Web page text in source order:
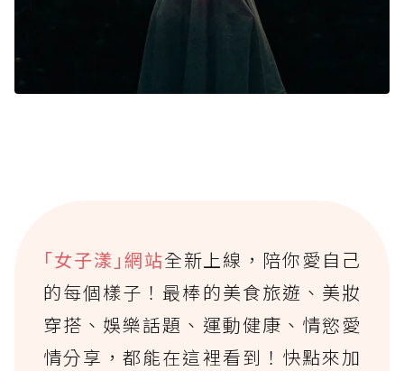
｢女子漾｣網站全新上線，陪你愛自己
的每個樣子！最棒的美食旅遊、美妝
穿搭、娛樂話題、運動健康、情慾愛
情分享，都能在這裡看到！快點來加